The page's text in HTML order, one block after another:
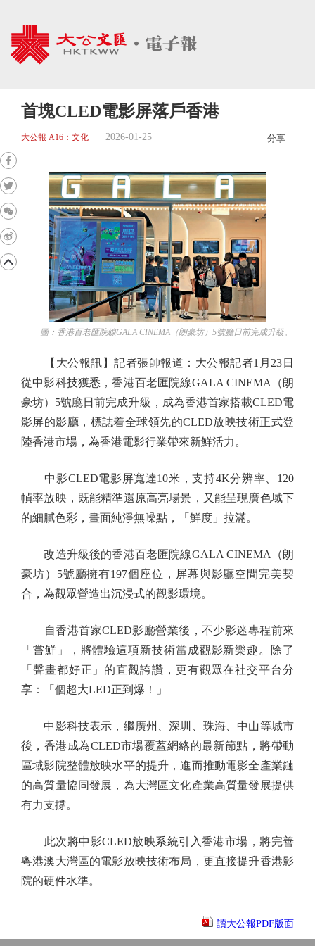
首塊CLED電影屏落戶香港
大公報 A16：文化 2026-01-25 分享
圖：香港百老匯院線GALA CINEMA（朗豪坊）5號廳日前完成升級。
【大公報訊】記者張帥報道：大公報記者1月23日
從中影科技獲悉，香港百老匯院線GALA CINEMA（朗
豪坊）5號廳日前完成升級，成為香港首家搭載CLED電
影屏的影廳，標誌着全球領先的CLED放映技術正式登
陸香港市場，為香港電影行業帶來新鮮活力。
中影CLED電影屏寬達10米，支持4K分辨率、120
幀率放映，既能精準還原高亮場景，又能呈現廣色域下
的細膩色彩，畫面純淨無噪點，「鮮度」拉滿。
改造升級後的香港百老匯院線GALA CINEMA（朗
豪坊）5號廳擁有197個座位，屏幕與影廳空間完美契
合，為觀眾營造出沉浸式的觀影環境。
自香港首家CLED影廳營業後，不少影迷專程前來
「嘗鮮」，將體驗這項新技術當成觀影新樂趣。除了
「聲畫都好正」的直觀誇讚，更有觀眾在社交平台分
享：「個超大LED正到爆！」
中影科技表示，繼廣州、深圳、珠海、中山等城市
後，香港成為CLED市場覆蓋網絡的最新節點，將帶動
區域影院整體放映水平的提升，進而推動電影全產業鏈
的高質量協同發展，為大灣區文化產業高質量發展提供
有力支撐。
此次將中影CLED放映系統引入香港市場，將完善
粵港澳大灣區的電影放映技術布局，更直接提升香港影
院的硬件水準。
讀大公報PDF版面